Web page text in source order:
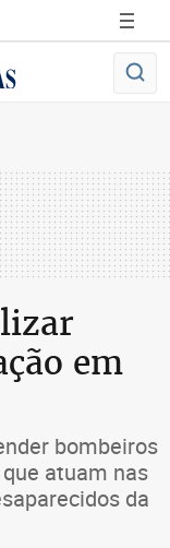
em
bombeiros
atuam nas
da